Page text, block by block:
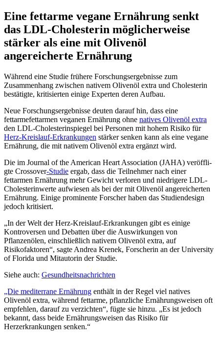
Eine fettarme vegane Ernährung senkt
das LDL-Cholesterin möglicherweise
stärker als eine mit Olivenöl
angereicherte Ernährung
Während eine Studie frühere Forschungsergebnisse zum
Zusammenhang zwischen nativem Olivenöl extra und Cholesterin
bestätigte, kritisierten einige Experten deren Aufbau.
Neue Forschungsergebnisse deuten darauf hin, dass eine
fettarmefettarmen veganen Ernährung ohne natives Olivenöl extra
den LDL-Cholesterinspiegel bei Personen mit hohem Risiko für
Herz-Kreislauf-Erkrankungen stärker senken kann als eine vegane
Ernährung, die mit nativem Olivenöl extra ergänzt wird.
Die im Journal of the American Heart Association (JAHA) ver­öff­li­
g­te Crossover-Studie ergab, dass die Teil­neh­mer nach einer
fettarmen Ernährung mehr Gewicht ver­loren und niedrigere LDL-
Cholesterinwerte aufwiesen als bei der mit Olivenöl angereicherten
Ernährung. Einige pro­mi­nente Forscher haben das Studiendesign
jedoch kritisiert.
„In der Welt der Herz-Kreislauf-Erkrankungen gibt es einige
Kontroversen und Debatten über die Auswirkungen von
Pflanzenölen, einschließlich nativem Olivenöl extra, auf
Risikofaktoren“, sagte Andrea Krenek, Forscherin an der University
of Florida und Mitautorin der Studie.
Siehe auch: Gesundheitsnachrichten
„Die mediterrane Ernährung enthält in der Regel viel natives
Olivenöl extra, während fettarme, pflanzliche Ernährungsweisen oft
empfehlen, darauf zu verzichten“, fügte sie hinzu. „Es ist jedoch
bekannt, dass beide Ernährungsweisen das Risiko für
Herzerkrankungen senken.“